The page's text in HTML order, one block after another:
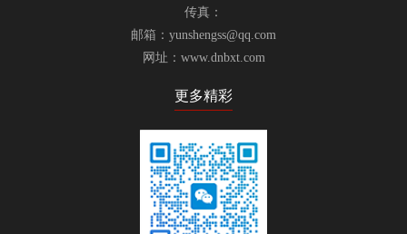
传真：
邮箱： yunshengss@qq.com
网址：www.dnbxt.com
更多精彩